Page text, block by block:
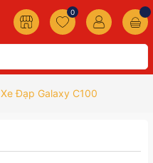
0
Xe Đạp Galaxy C100